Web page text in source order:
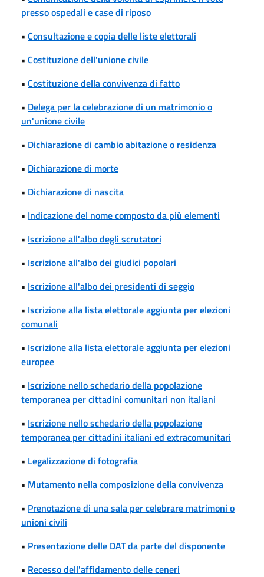
presso ospedali e case di riposo
• Consultazione e copia delle liste elettorali
• Costituzione dell'unione civile
• Costituzione della convivenza di fatto
• Delega per la celebrazione di un matrimonio o
un'unione civile
• Dichiarazione di cambio abitazione o residenza
• Dichiarazione di morte
• Dichiarazione di nascita
• Indicazione del nome composto da più elementi
• Iscrizione all'albo degli scrutatori
• Iscrizione all'albo dei giudici popolari
• Iscrizione all'albo dei presidenti di seggio
• Iscrizione alla lista elettorale aggiunta per elezioni
comunali
• Iscrizione alla lista elettorale aggiunta per elezioni
europee
• Iscrizione nello schedario della popolazione
temporanea per cittadini comunitari non italiani
• Iscrizione nello schedario della popolazione
temporanea per cittadini italiani ed extracomunitari
• Legalizzazione di fotografia
• Mutamento nella composizione della convivenza
• Prenotazione di una sala per celebrare matrimoni o
unioni civili
• Presentazione delle DAT da parte del disponente
• Recesso dell'affidamento delle ceneri